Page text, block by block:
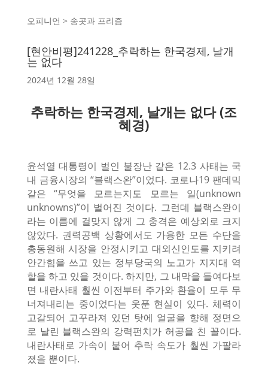
오피니언 > 송곳과 프리즘
[현안비평]241228_추락하는 한국경제, 날개
는 없다
2024년 12월 28일
추락하는 한국경제, 날개는 없다 (조
혜경)
윤석열 대통령이 벌인 불장난 같은 12.3 사태는 국
내 금융시장의 “블랙스완”이었다. 코로나19 팬데믹
같은 “무엇을 모르는지도 모르는 일(unknown
unknowns)”이 벌어진 것이다. 그런데 블랙스완이
라는 이름에 걸맞지 않게 그 충격은 예상외로 크지
않았다. 권력공백 상황에서도 가용한 모든 수단을
총동원해 시장을 안정시키고 대외신인도를 지키려
안간힘을 쓰고 있는 정부당국의 노고가 지지대 역
할을 하고 있을 것이다. 하지만, 그 내막을 들여다보
면 내란사태 훨씬 이전부터 주가와 환율이 모두 무
너져내리는 중이었다는 웃푼 현실이 있다. 체력이
고갈되어 고꾸라져 있던 탓에 얼굴을 향해 정면으
로 날린 블랙스완의 강력펀치가 허공을 친 꼴이다.
내란사태로 가속이 붙어 추락 속도가 훨씬 가팔라
졌을 뿐이다.